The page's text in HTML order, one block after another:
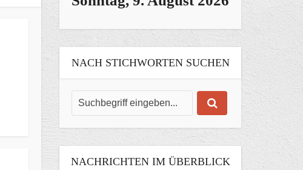
NACH STICHWORTEN SUCHEN
NACHRICHTEN IM ÜBERBLICK